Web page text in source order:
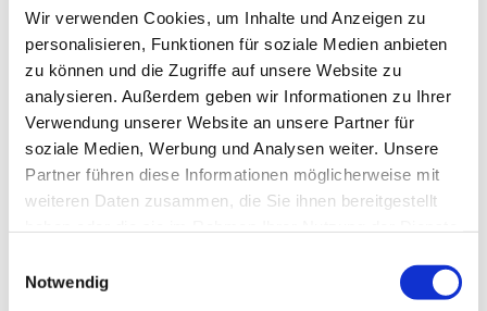
Wir verwenden Cookies, um Inhalte und Anzeigen zu
personalisieren, Funktionen für soziale Medien anbieten
zu können und die Zugriffe auf unsere Website zu
analysieren. Außerdem geben wir Informationen zu Ihrer
Verwendung unserer Website an unsere Partner für
soziale Medien, Werbung und Analysen weiter. Unsere
Partner führen diese Informationen möglicherweise mit
weiteren Daten zusammen, die Sie ihnen bereitgestellt
Notwendig